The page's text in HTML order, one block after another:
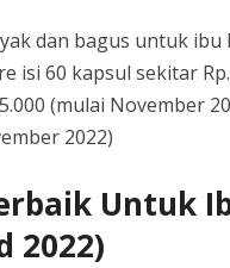
dan bagus untuk ibu
isi 60 kapsul sekitar
(mulai November
2022)
Untuk
2022)